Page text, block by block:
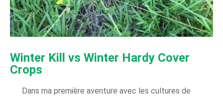
Winter Kill vs Winter Hardy Cover
Crops
Dans ma première aventure avec les cultures de